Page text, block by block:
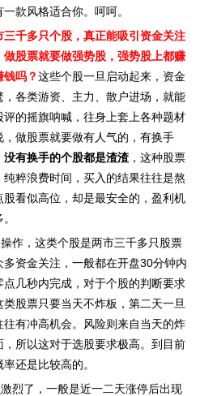
款风格适合你。呵呵。
三千多只个股，真正能吸引资金关注
股票就要做强势股，强势股上都赚
吗？这些个股一旦启动起来，资金
各类游资、主力、散户进场，就能
的摇旗呐喊，往身上套上各种题材
做股票就要做有人气的，有换手
没有换手的个股都是渣渣 ，这种股票
粹浪费时间，买入的结果往往是熬
看似高位，却是最安全的，盈利机
作，这类个股是两市三千多只股票
资金关注，一般都在开盘30分钟内
几秒内完成， 对于个股的判断要求
股票只要当天不炸板，第二天一旦
有冲高机会。风险则来自当天的炸
所以这对于选股要求极高。到目前
还是比较高的。
烈了，一般是近一二天涨停后出现